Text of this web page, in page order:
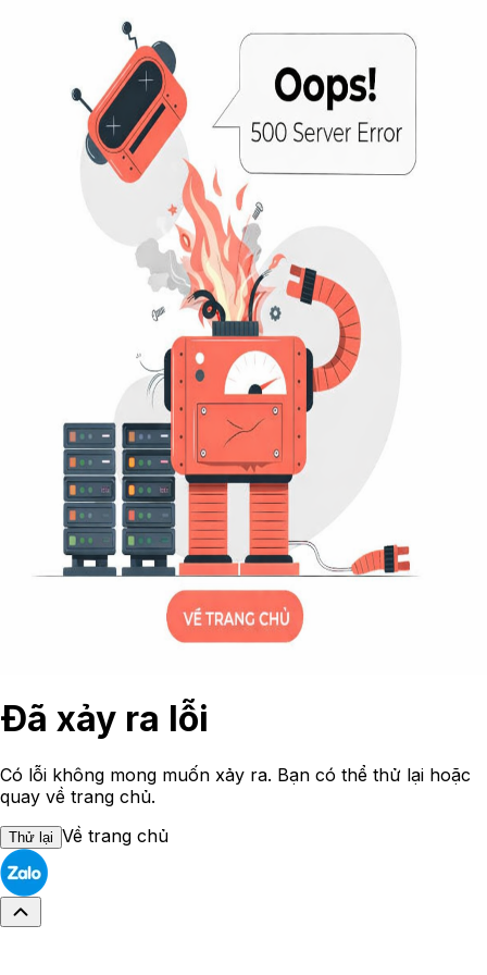
Đã xảy ra lỗi
Có lỗi không mong muốn xảy ra. Bạn có thể thử lại hoặc
quay về trang chủ.
Thử lại Về trang chủ